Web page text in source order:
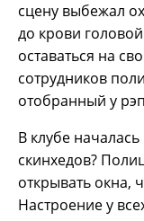
сцену выбежал
до крови
оставаться на
сотрудников
отобранный у
В клубе
скинхедов?
открывать окна,
Настроение у